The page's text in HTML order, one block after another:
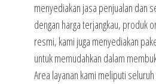
menyediakan jasa penjualan dan
dengan harga terjangkau, produk
resmi, kami juga menyediakan
untuk memudahkan dalam
Area layanan kami meliputi